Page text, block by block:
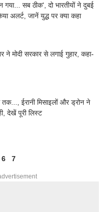
गया... सब ठीक', दो भारतीयों ने दुबई
अलर्ट, जानें युद्ध पर क्या कहा
ने मोदी सरकार से लगाई गुहार, कहा-
ईरानी मिसाइलों और ड्रोन ने
देखें पूरी लिस्ट
6 7